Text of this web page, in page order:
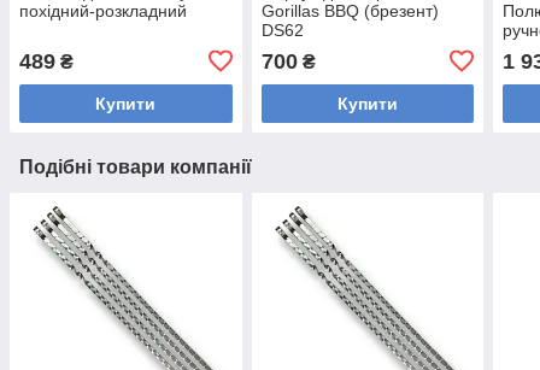
похідний-розкладний
489 ₴
Купити
Gorillas BBQ (брезент)
DS62
700₴
Купити
1
Подібні товари компанії